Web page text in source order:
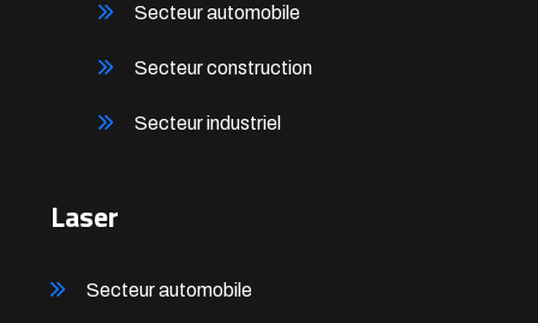
Secteur automobile
Secteur construction
Secteur industriel
Laser
Secteur automobile